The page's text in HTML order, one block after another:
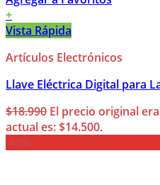
+
Vista Rápida
Artículos Electrónicos
Llave Eléctrica Digital para
$18.990 El precio original
actual es: $14.500.